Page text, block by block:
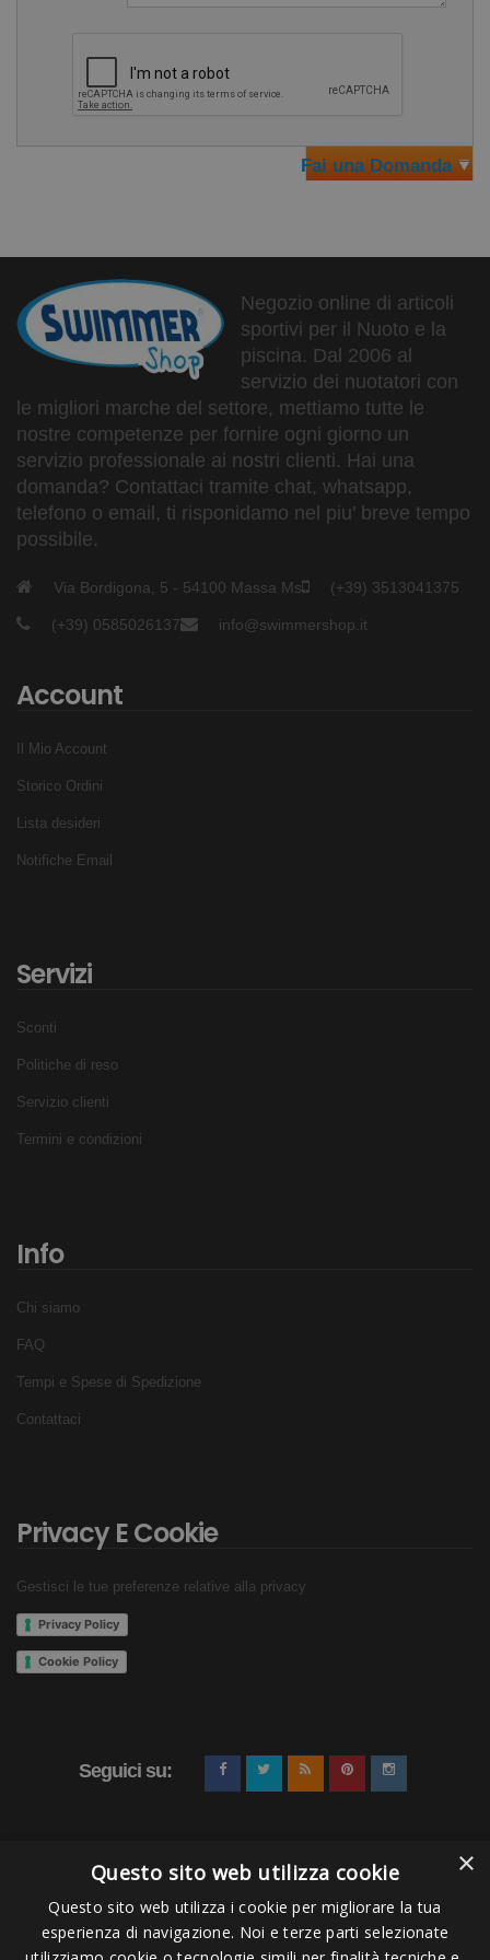
Fai una Domanda
Negozio online di articoli
sportivi per il Nuoto e la
piscina. Dal 2006 al
servizio dei nuotatori con
le migliori marche del settore, mettiamo tutte le
nostre competenze per fornire ogni giorno un
servizio professionale ai nostri clienti. Hai una
domanda? Contattaci tramite chat, whatsapp,
telefono o email, ti risponidamo nel piu' breve tempo
possibile.
Via Bordigona, 5 - 54100 Massa Ms (+39) 3513041375
(+39) 0585026137 info@swimmershop.it
Account
Il Mio Account
Storico Ordini
Lista desideri
Notifiche Email
Servizi
Sconti
Politiche di reso
Servizio clienti
Termini e condizioni
Info
Chi siamo
FAQ
Tempi e Spese di Spedizione
Contattaci
Privacy E Cookie
Gestisci le tue preferenze relative alla privacy
Privacy Policy
Cookie Policy
Seguici su:
Pagamenti Accettati
×
Questo sito web utilizza cookie
Questo sito web utilizza i cookie per migliorare la tua
esperienza di navigazione. Noi e terze parti selezionate